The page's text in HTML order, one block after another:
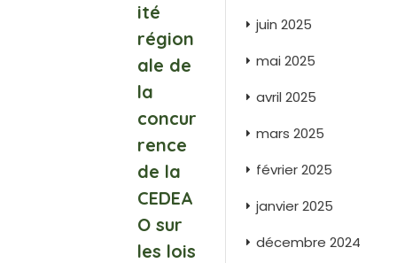
ité
région
ale de
la
concur
rence
de la
CEDEA
O sur
les lois
juin 2025
mai 2025
avril 2025
mars 2025
février 2025
janvier 2025
décembre 2024